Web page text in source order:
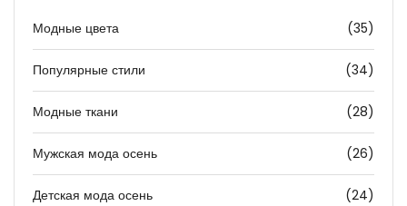
Модные цвета (35)
Популярные стили (34)
Модные ткани (28)
Мужская мода осень (26)
Детская мода осень (24)